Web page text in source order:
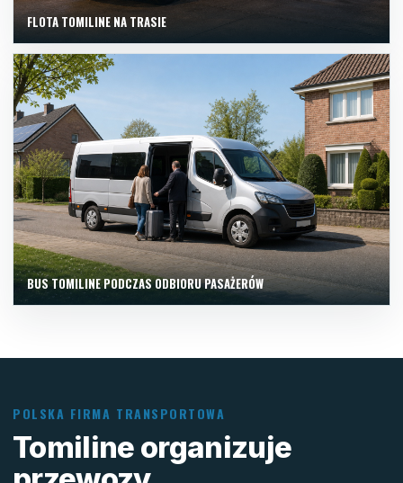
FLOTA TOMILINE NA TRASIE
BUS TOMILINE PODCZAS ODBIORU PASAŻERÓW
POLSKA FIRMA TRANSPORTOWA
Tomiline organizuje